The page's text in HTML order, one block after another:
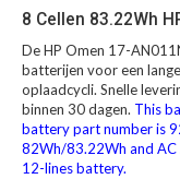
8 Cellen 83.22Wh
De HP Omen 17-
batterijen voor een
oplaadcycli. Snelle
binnen 30 dagen. This
battery part number is
82Wh/83.22Wh and
12-lines battery.